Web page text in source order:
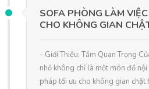
SOFA PHÒNG LÀM
CHO KHÔNG GIAN
- Giới Thiệu: Tầm Quan Trọng
nhỏ không chỉ là một món đồ
pháp tối ưu cho không gian chật